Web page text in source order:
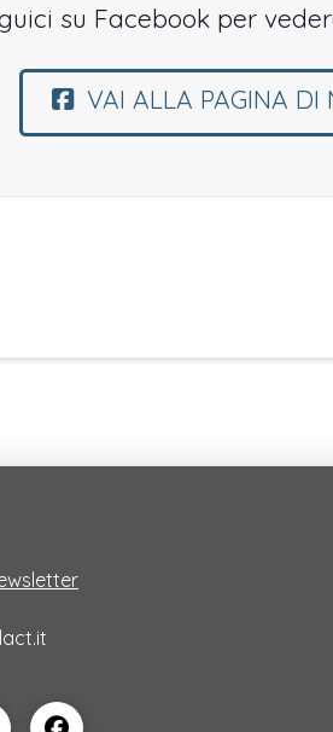
su Facebook per
VAI ALLA PAGINA DI